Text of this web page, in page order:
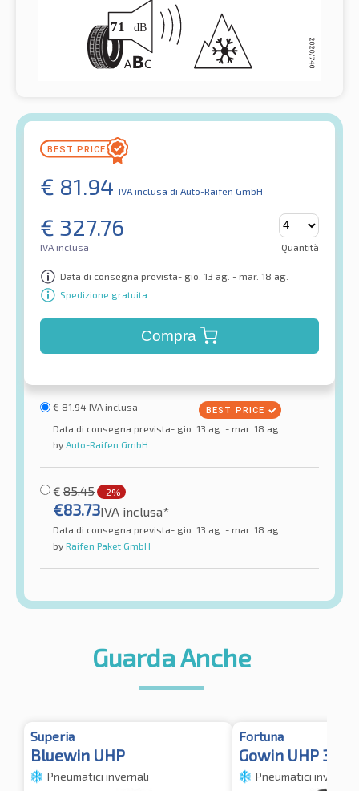
€ 81.94 IVA inclusa di Auto-Raifen GmbH
€ 327.76
IVA inclusa Quantità
Data di consegna prevista- gio. 13 ag. - mar. 18 ag.
Spedizione gratuita
Compra
€ 81.94 IVA inclusa
Data di consegna prevista- gio. 13 ag. - mar. 18 ag.
by Auto-Raifen GmbH
€ 85.45 -2%
€83.73IVA inclusa*
Data di consegna prevista- gio. 13 ag. - mar. 18 ag.
by Raifen Paket GmbH
Guarda Anche
Superia
Bluewin UHP
Pneumatici invernali
Fortuna
Gowin UHP
Pneumatici invernali